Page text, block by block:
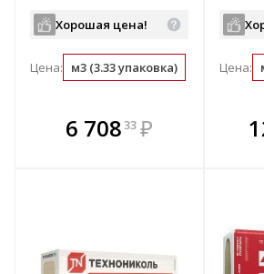
Хорошая цена!
Цена: м3 (3.33 упаковка) упаковка
6 70833 ₽
В
арт.
Цена:
В комплекте
всегда выгоднее!